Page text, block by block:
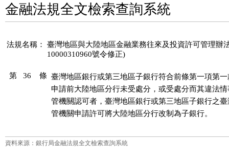
金融法規全文檢索查詢系統
法規名稱：
臺灣地區與大陸地區金融業務往來及投資許可管理辦
10000310960號令修正)
第 36 條 臺灣地區銀行或第三地區子銀行符合前條第一項第
申請前大陸地區分行未受處分，或受處分而其違法
管機關認可者，臺灣地區銀行或第三地區子銀行之
管機關申請許可將大陸地區分行改制為子銀行。
資料來源：銀行局金融法規全文檢索查詢系統